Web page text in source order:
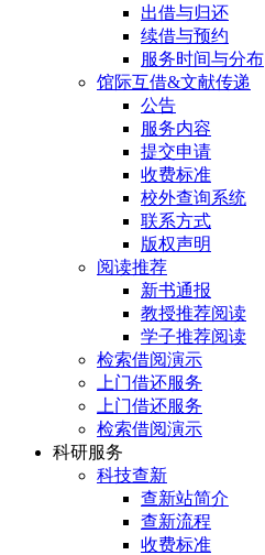
出借与归还
续借与预约
服务时间与分布
馆际互借&文献传递
公告
服务内容
提交申请
收费标准
校外查询系统
联系方式
版权声明
阅读推荐
新书通报
教授推荐阅读
学子推荐阅读
检索借阅演示
上门借还服务
上门借还服务
检索借阅演示
科研服务
科技查新
查新站简介
查新流程
收费标准